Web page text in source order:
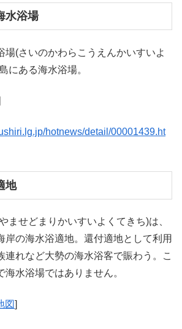
水浴場
場(さいのかわらこうえんかいすいよ
にある海水浴場。
hotnews/detail/00001439.ht
地
ませどまりかいすいよくてきち)は、
岸の海水浴適地。還付適地として利用
連れなど大勢の海水浴客で賑わう。こ
海水浴場ではありません。
図]